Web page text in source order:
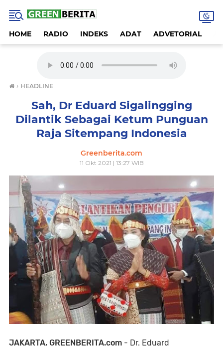
HOME RADIO INDEKS ADAT ADVETORIAL
› HEADLINE
Sah, Dr Eduard Sigalingging
Dilantik Sebagai Ketum Punguan
Raja Sitempang Indonesia
Greenberita.com
11 Okt 2021 | 13:27 WIB
JAKARTA, GREENBERITA.com - Dr. Eduard